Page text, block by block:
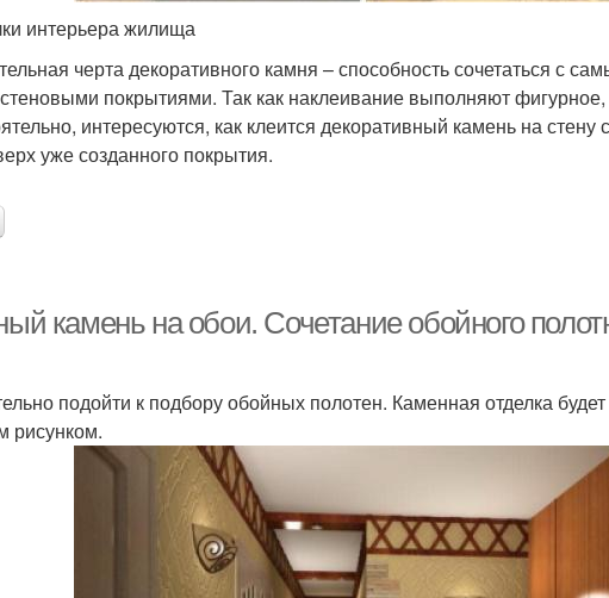
интерьера жилища
черта декоративного камня – способность сочетаться с
покрытиями. Так как наклеивание выполняют
интересуются, как клеится декоративный камень на
уже созданного покрытия.
камень на обои. Сочетание обойного
подойти к подбору обойных полотен. Каменная отделка
рисунком.